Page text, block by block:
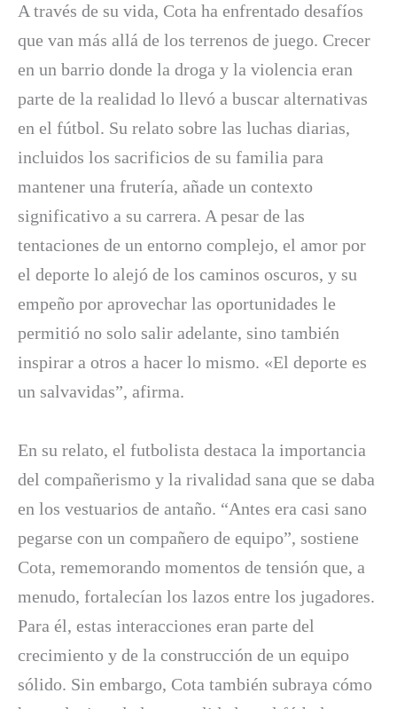
A través de su vida, Cota ha enfrentado desafíos
que van más allá de los terrenos de juego. Crecer
en un barrio donde la droga y la violencia eran
parte de la realidad lo llevó a buscar alternativas
en el fútbol. Su relato sobre las luchas diarias,
incluidos los sacrificios de su familia para
mantener una frutería, añade un contexto
significativo a su carrera. A pesar de las
tentaciones de un entorno complejo, el amor por
el deporte lo alejó de los caminos oscuros, y su
empeño por aprovechar las oportunidades le
permitió no solo salir adelante, sino también
inspirar a otros a hacer lo mismo. «El deporte es
un salvavidas”, afirma.
En su relato, el futbolista destaca la importancia
del compañerismo y la rivalidad sana que se daba
en los vestuarios de antaño. “Antes era casi sano
pegarse con un compañero de equipo”, sostiene
Cota, rememorando momentos de tensión que, a
menudo, fortalecían los lazos entre los jugadores.
Para él, estas interacciones eran parte del
crecimiento y de la construcción de un equipo
sólido. Sin embargo, Cota también subraya cómo